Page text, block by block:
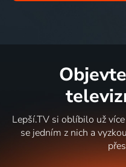
Lepší.TV si oblíbilo už
se jedním z nich a